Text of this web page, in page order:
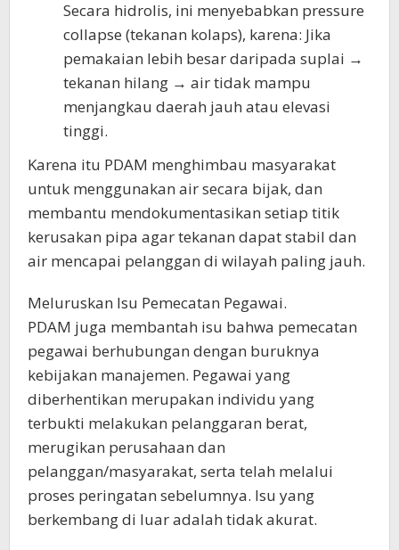
Secara hidrolis, ini menyebabkan pressure
collapse (tekanan kolaps), karena: Jika
pemakaian lebih besar daripada suplai →
tekanan hilang → air tidak mampu
menjangkau daerah jauh atau elevasi
tinggi.
Karena itu PDAM menghimbau masyarakat
untuk menggunakan air secara bijak, dan
membantu mendokumentasikan setiap titik
kerusakan pipa agar tekanan dapat stabil dan
air mencapai pelanggan di wilayah paling jauh.
Meluruskan Isu Pemecatan Pegawai.
PDAM juga membantah isu bahwa pemecatan
pegawai berhubungan dengan buruknya
kebijakan manajemen. Pegawai yang
diberhentikan merupakan individu yang
terbukti melakukan pelanggaran berat,
merugikan perusahaan dan
pelanggan/masyarakat, serta telah melalui
proses peringatan sebelumnya. Isu yang
berkembang di luar adalah tidak akurat.